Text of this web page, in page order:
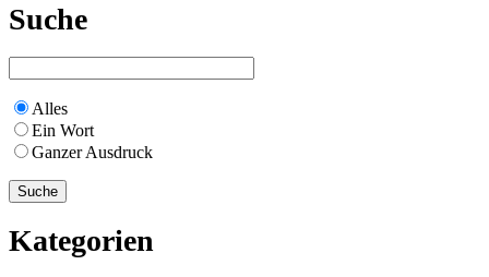
Suche
Alles
Ein Wort
Ganzer Ausdruck
Kategorien